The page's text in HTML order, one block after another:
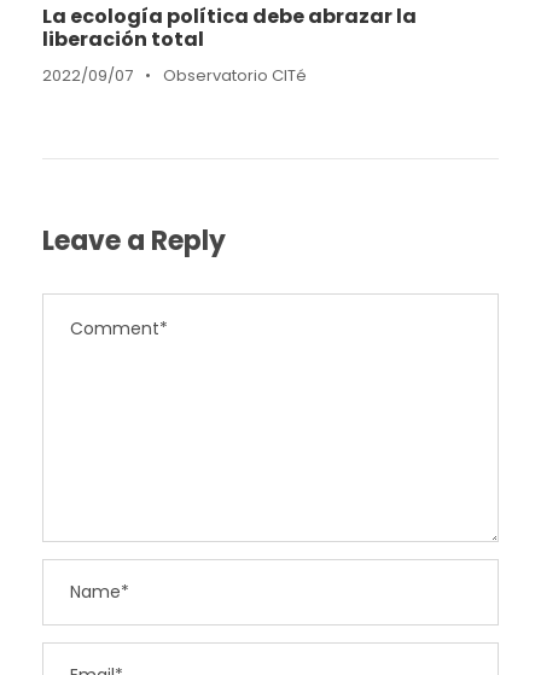
La ecología política debe abrazar la
liberación total
2022/09/07 • Observatorio CITé
Leave a Reply